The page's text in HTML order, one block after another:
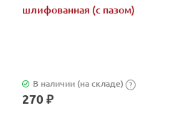
шлифованная (с пазом)
В наличии (на складе) ?
270 ₽